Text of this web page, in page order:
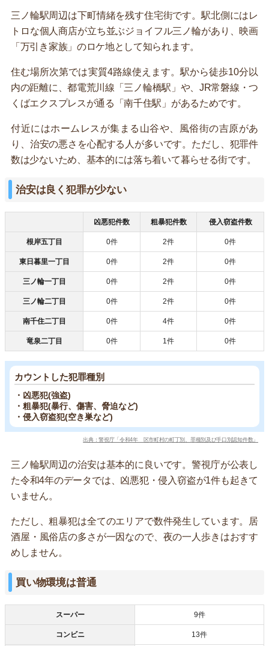
三ノ輪駅周辺は下町情緒を残す住宅街です。駅北側にはレ
トロな個人商店が立ち並ぶジョイフル三ノ輪があり、映画
「万引き家族」のロケ地として知られます。
住む場所次第では実質4路線使えます。駅から徒歩10分以
内の距離に、都電荒川線「三ノ輪橋駅」や、JR常磐線・つ
くばエクスプレスが通る「南千住駅」があるためです。
付近にはホームレスが集まる山谷や、風俗街の吉原があ
り、治安の悪さを心配する人が多いです。ただし、犯罪件
数は少ないため、基本的には落ち着いて暮らせる街です。
治安は良く犯罪が少ない
凶悪犯件数 粗暴犯件数 侵入窃盗件数
根岸五丁目 0件 2件 0件
東日暮里一丁目 0件 2件 0件
三ノ輪一丁目 0件 2件 0件
三ノ輪二丁目 0件 2件 0件
南千住二丁目 0件 4件 0件
竜泉二丁目 0件 1件 0件
カウントした犯罪種別
・凶悪犯(強盗)
・粗暴犯(暴行、傷害、脅迫など)
・侵入窃盗犯(空き巣など)
出典：警視庁「令和4年 区市町村の町丁別、罪種別及び手口別認知件数」
三ノ輪駅周辺の治安は基本的に良いです。警視庁が公表し
た令和4年のデータでは、凶悪犯・侵入窃盗が1件も起きて
いません。
ただし、粗暴犯は全てのエリアで数件発生しています。居
酒屋・風俗店の多さが一因なので、夜の一人歩きはおすす
めしません。
買い物環境は普通
スーパー 9件
コンビニ 13件